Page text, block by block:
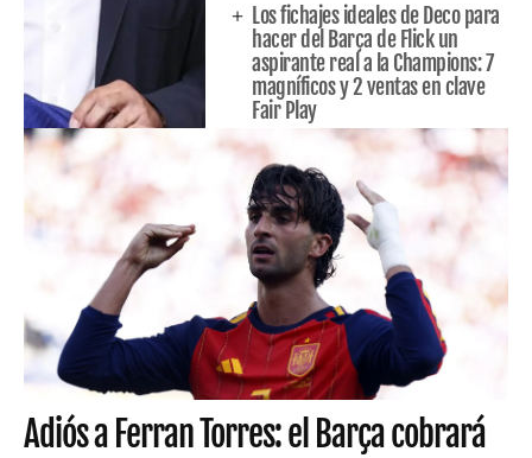
Los fichajes ideales de Deco para
hacer del Barça de Flick un
aspirante real a la Champions: 7
magníficos y 2 ventas en clave
Fair Play
Adiós a Ferran Torres: el Barça cobrará